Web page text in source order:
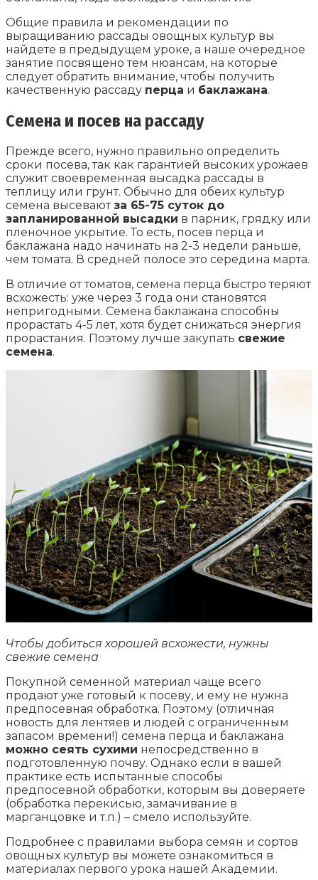
Общие правила и рекомендации по
выращиванию рассады овощных культур вы
найдете в предыдущем уроке, а наше очередное
занятие посвящено тем нюансам, на которые
следует обратить внимание, чтобы получить
качественную рассаду перца и баклажана.
Семена и посев на рассаду
Прежде всего, нужно правильно определить
сроки посева, так как гарантией высоких урожаев
служит своевременная высадка рассады в
теплицу или грунт. Обычно для обеих культур
семена высеваютза 65-75 суток до
запланированной высадки в парник, грядку или
пленочное укрытие. То есть, посев перца и
баклажана надо начинать на 2-3 недели раньше,
чем томата. В средней полосе это середина марта.
В отличие от томатов, семена перца быстро теряют
всхожесть: уже через 3 года они становятся
непригодными. Семена баклажана способны
прорастать 4-5 лет, хотя будет снижаться энергия
прорастания. Поэтому лучше закупать свежие
семена.
Чтобы добиться хорошей всхожести, нужны
свежие семена
Покупной семенной материал чаще всего
продают уже готовый к посеву, и ему не нужна
предпосевная обработка. Поэтому (отличная
новость для лентяев и людей с ограниченным
запасом времени!) семена перца и баклажана
можно сеять сухими непосредственно в
подготовленную почву. Однако если в вашей
практике есть испытанные способы
предпосевной обработки, которым вы доверяете
(обработка перекисью, замачивание в
марганцовке и т.п.) – смело используйте.
Подробнее с правилами выбора семян и сортов
овощных культур вы можете ознакомиться в
материалах первого урока нашей Академии.